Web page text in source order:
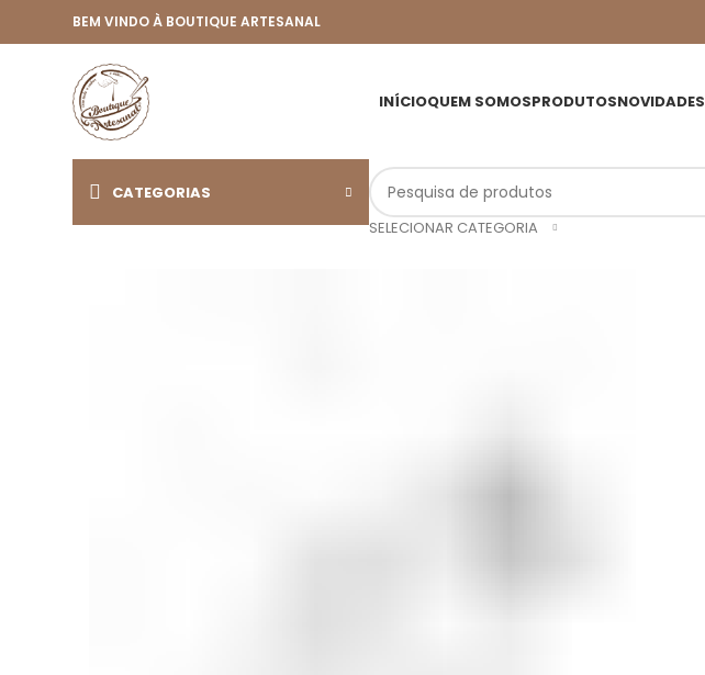
BEM VINDO À BOUTIQUE ARTESANAL
INÍCIOQUEM SOMOSPRODUTOSNOVIDADES
CATEGORIAS
SELECIONAR CATEGORIA